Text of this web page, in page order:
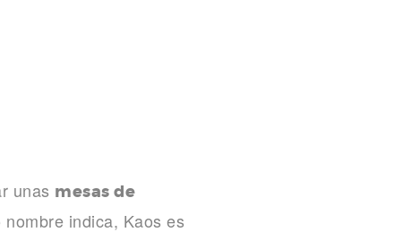
unas mesas de
indica, Kaos es